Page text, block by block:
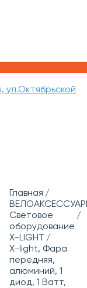
ул.Октябрьской
Главная
Световое
оборудование
X-LIGHT
X-light, Фара
передняя,
алюминий, 1
диод, 1 Ватт,